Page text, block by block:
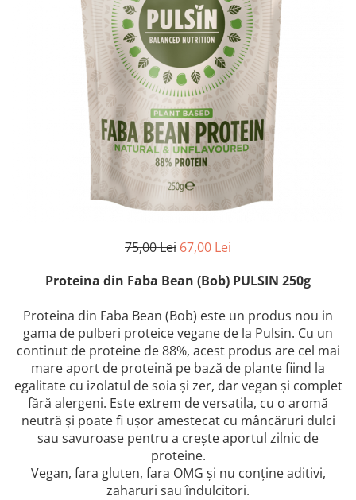
75,00 Lei 67,00 Lei
Proteina din Faba Bean (Bob) PULSIN 250g
Proteina din Faba Bean (Bob) este un produs nou in
gama de pulberi proteice vegane de la Pulsin. Cu un
continut de proteine de 88%, acest produs are cel mai
mare aport de proteină pe bază de plante fiind la
egalitate cu izolatul de soia și zer, dar vegan și complet
fără alergeni. Este extrem de versatila, cu o aromă
neutră și poate fi ușor amestecat cu mâncăruri dulci
sau savuroase pentru a crește aportul zilnic de
proteine.
Vegan, fara gluten, fara OMG și nu conține aditivi,
zaharuri sau îndulcitori.